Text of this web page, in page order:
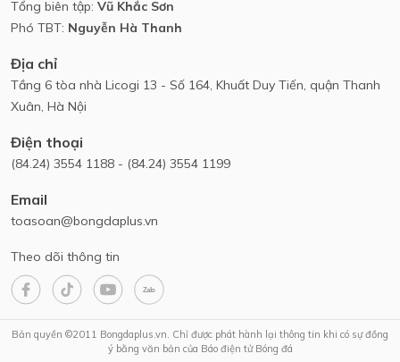
Tổng biên tập: Vũ Khắc Sơn
Phó TBT: Nguyễn Hà Thanh
Địa chỉ
Tầng 6 tòa nhà Licogi 13 - Số 164, Khuất Duy Tiến, quận Thanh
Xuân, Hà Nội
Điện thoại
(84.24) 3554 1188 - (84.24) 3554 1199
Email
toasoan@bongdaplus.vn
Theo dõi thông tin
Bản quyền ©2011 Bongdaplus.vn. Chỉ được phát hành lại thông tin khi có sự đồng
ý bằng văn bản của Báo điện tử Bóng đá